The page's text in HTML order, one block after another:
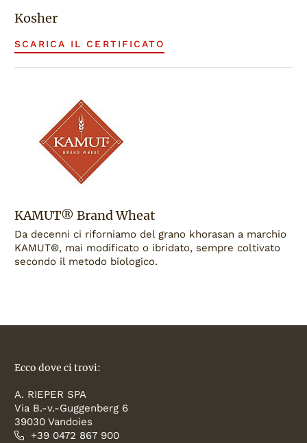
Kosher
SCARICA IL CERTIFICATO
KAMUT® Brand Wheat
Da decenni ci riforniamo del grano khorasan a marchio
KAMUT®, mai modificato o ibridato, sempre coltivato
secondo il metodo biologico.
Ecco dove ci trovi:
A. RIEPER SPA
Via B.-v.-Guggenberg 6
39030 Vandoies
+39 0472 867 900